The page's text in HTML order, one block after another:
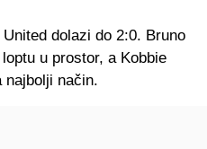
dolazi do 2:0. Bruno
u prostor, a Kobbie
najbolji način.